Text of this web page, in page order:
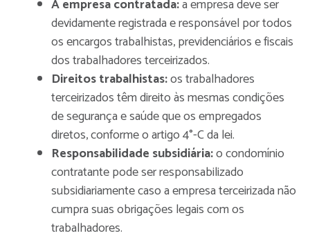
A empresa contratada:a empresa deve ser
devidamente registrada e responsável por todos
os encargos trabalhistas, previdenciários e fiscais
dos trabalhadores terceirizados.
Direitos trabalhistas:os trabalhadores
terceirizados têm direito às mesmas condições
de segurança e saúde que os empregados
diretos, conforme o artigo 4°-C da lei.
Responsabilidade subsidiária:o condomínio
contratante pode ser responsabilizado
subsidiariamente caso a empresa terceirizada não
cumpra suas obrigações legais com os
trabalhadores.